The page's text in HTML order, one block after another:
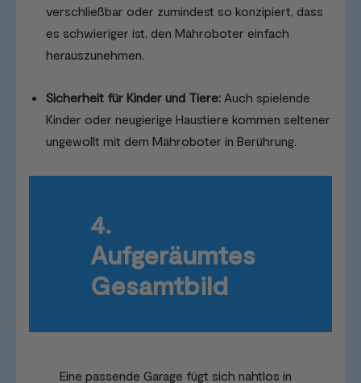
verschließbar oder zumindest so konzipiert, dass
es schwieriger ist, den Mähroboter einfach
herauszunehmen.
Sicherheit für Kinder und Tiere: Auch spielende
Kinder oder neugierige Haustiere kommen seltener
ungewollt mit dem Mähroboter in Berührung.
4.
Aufgeräumtes
Gesamtbild
Eine passende Garage fügt sich nahtlos in